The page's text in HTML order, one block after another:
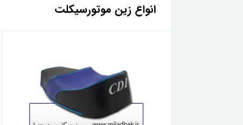
انواع زین موتورسیکلت